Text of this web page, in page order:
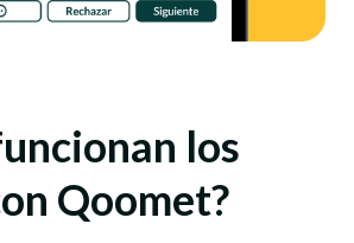
los
Qoomet?